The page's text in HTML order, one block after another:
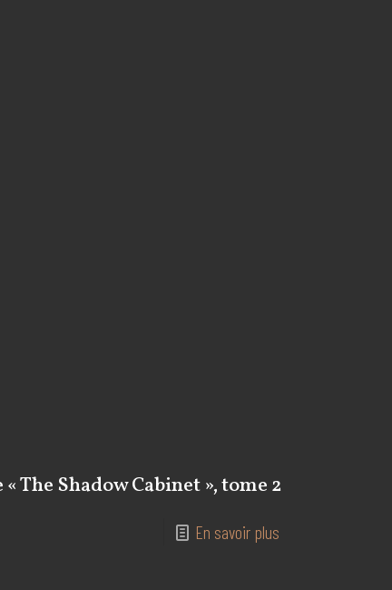
The Shadow Cabinet », tome 2
En savoir plus